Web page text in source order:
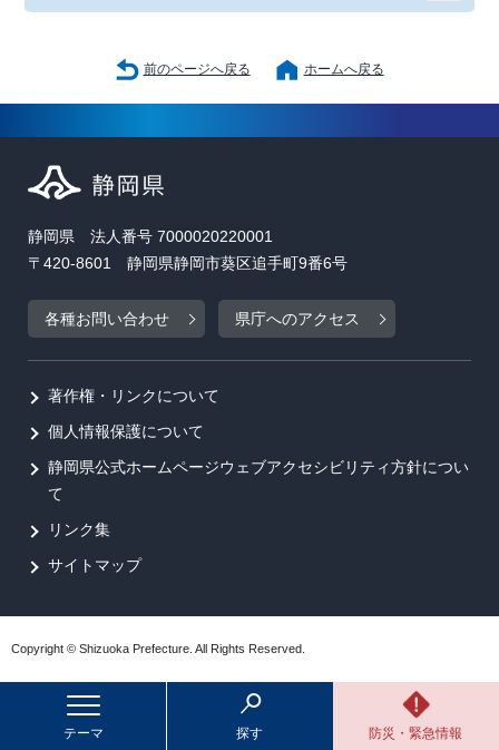
前のページへ戻る ホームへ戻る
テーマ 探す 防災・緊急情報
静岡県 法人番号 7000020220001
〒420-8601 静岡県静岡市葵区追手町9番6号
各種お問い合わせ 県庁へのアクセス
著作権・リンクについて
個人情報保護について
静岡県公式ホームページウェブアクセシビリティ方針につい
て
リンク集
サイトマップ
Copyright © Shizuoka Prefecture. All Rights Reserved.